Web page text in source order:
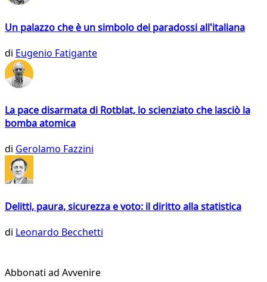
Un palazzo che è un simbolo dei paradossi all'italiana
di Eugenio Fatigante
La pace disarmata di Rotblat, lo scienziato che lasciò la
bomba atomica
di Gerolamo Fazzini
Delitti, paura, sicurezza e voto: il diritto alla statistica
di Leonardo Becchetti
Abbonati ad Avvenire